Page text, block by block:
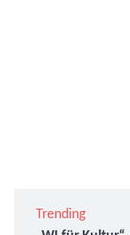
Trending